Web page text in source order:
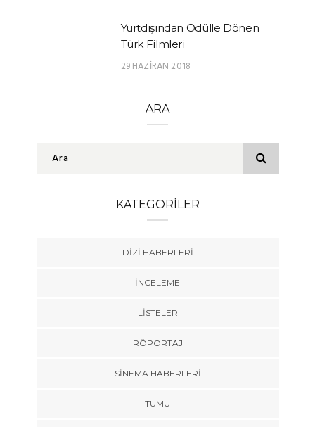
Yurtdışından Ödülle Dönen
Türk Filmleri
29 HAZIRAN 2018
ARA
KATEGORILER
DIZI HABERLERI
İNCELEME
LISTELER
RÖPORTAJ
SINEMA HABERLERI
TÜMÜ